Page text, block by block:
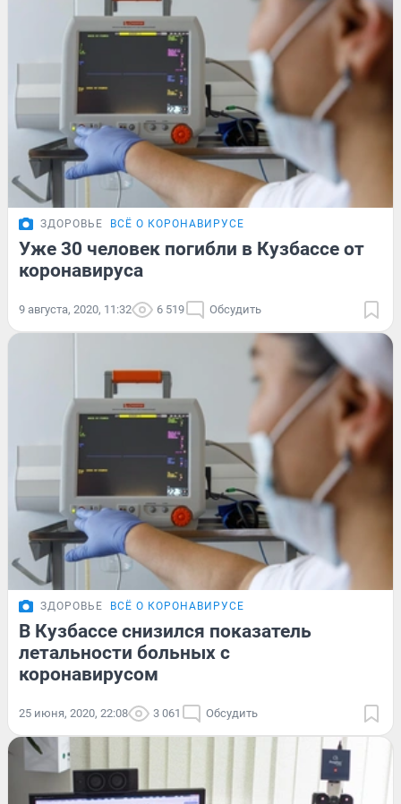
ЗДОРОВЬЕ ВСЁ О КОРОНАВИРУСЕ
Уже 30 человек погибли в Кузбассе от
коронавируса
9 августа, 2020, 11:32 6 519 Обсудить
ЗДОРОВЬЕ ВСЁ О КОРОНАВИРУСЕ
В Кузбассе снизился показатель
летальности больных с
коронавирусом
25 июня, 2020, 22:08 3 061 Обсудить